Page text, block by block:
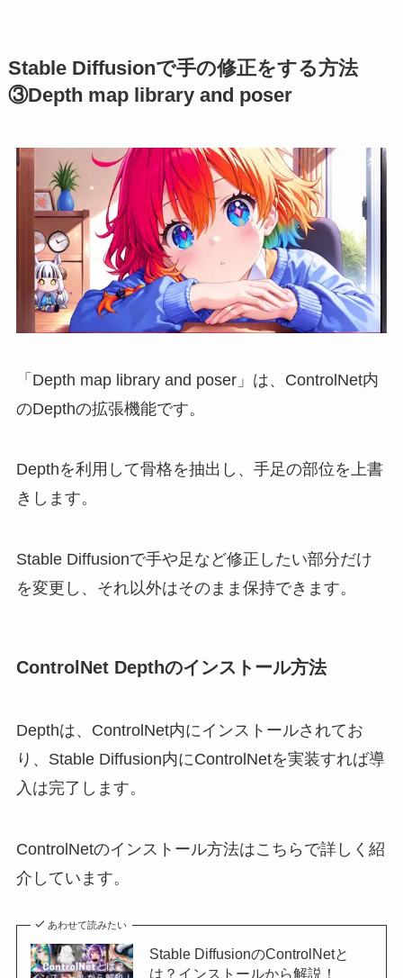
Stable Diffusionで手の修正をする方法
③Depth map library and poser
「Depth map library and poser」は、ControlNet内
のDepthの拡張機能です。
Depthを利用して骨格を抽出し、手足の部位を上書
きします。
Stable Diffusionで手や足など修正したい部分だけ
を変更し、それ以外はそのまま保持できます。
ControlNet Depthのインストール方法
Depthは、ControlNet内にインストールされてお
り、Stable Diffusion内にControlNetを実装すれば導
入は完了します。
ControlNetのインストール方法はこちらで詳しく紹
介しています。
あわせて読みたい
Stable DiffusionのControlNetと
は？インストールから解説！